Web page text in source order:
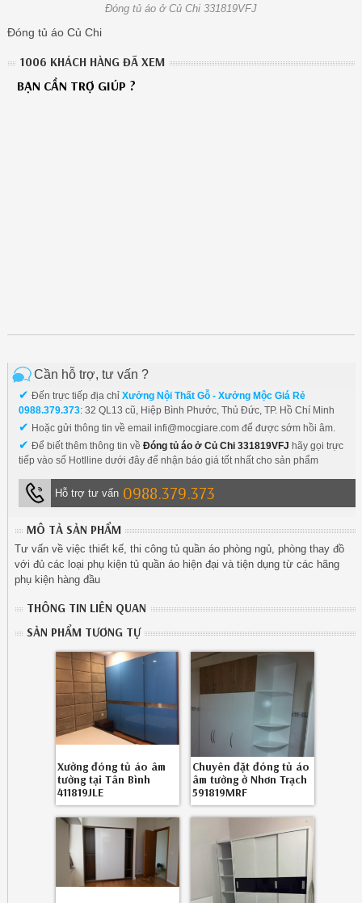
Đóng tủ áo ở Củ Chi 331819VFJ
Đóng tủ áo Củ Chi
1006 KHÁCH HÀNG ĐÃ XEM
BẠN CẦN TRỢ GIÚP ?
Cần hỗ trợ, tư vấn ?
✔ Đến trực tiếp địa chỉ Xưởng Nội Thất Gỗ - Xưởng Mộc Giá Rẻ
0988.379.373: 32 QL13 cũ, Hiệp Bình Phước, Thủ Đức, TP. Hồ Chí Minh
✔ Hoặc gửi thông tin về email infi@mocgiare.com để được sớm hồi âm.
✔ Để biết thêm thông tin về Đóng tủ áo ở Củ Chi 331819VFJ hãy gọi trực
tiếp vào số Hotlline dưới đây để nhận báo giá tốt nhất cho sản phẩm
Hỗ trợ tư vấn 0988.379.373
MÔ TẢ SẢN PHẨM
Tư vấn về việc thiết kế, thi công tủ quần áo phòng ngủ, phòng thay đồ
với đủ các loại phụ kiện tủ quần áo hiện đại và tiện dụng từ các hãng
phụ kiện hàng đầu
THÔNG TIN LIÊN QUAN
SẢN PHẨM TƯƠNG TỰ
Xưởng đóng tủ áo âm
tường tại Tân Bình
411819JLE
Chuyên đặt đóng tủ áo
âm tường ở Nhơn Trạch
591819MRF